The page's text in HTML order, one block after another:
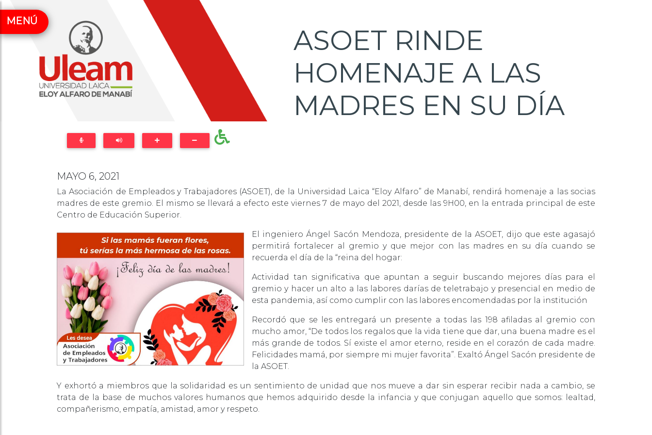
MENÚ
ASOET RINDE
HOMENAJE A LAS
MADRES EN SU DÍA
MAYO 6, 2021
La Asociación de Empleados y Trabajadores (ASOET), de la Universidad Laica “Eloy Alfaro” de Manabí, rendirá homenaje a las socias
madres de este gremio. El mismo se llevará a efecto este viernes 7 de mayo del 2021, desde las 9H00, en la entrada principal de este
Centro de Educación Superior.
El ingeniero Ángel Sacón Mendoza, presidente de la ASOET, dijo que este agasajó
permitirá fortalecer al gremio y que mejor con las madres en su día cuando se
recuerda el día de la “reina del hogar:
Actividad tan significativa que apuntan a seguir buscando mejores días para el
gremio y hacer un alto a las labores darías de teletrabajo y presencial en medio de
esta pandemia, así como cumplir con las labores encomendadas por la institución
Recordó que se les entregará un presente a todas las 198 afiladas al gremio con
mucho amor, “De todos los regalos que la vida tiene que dar, una buena madre es el
más grande de todos. Sí existe el amor eterno, reside en el corazón de cada madre.
Felicidades mamá, por siempre mi mujer favorita”. Exaltó Ángel Sacón presidente de
la ASOET.
Y exhortó a miembros que la solidaridad es un sentimiento de unidad que nos mueve a dar sin esperar recibir nada a cambio, se
trata de la base de muchos valores humanos que hemos adquirido desde la infancia y que conjugan aquello que somos: lealtad,
compañerismo, empatía, amistad, amor y respeto.